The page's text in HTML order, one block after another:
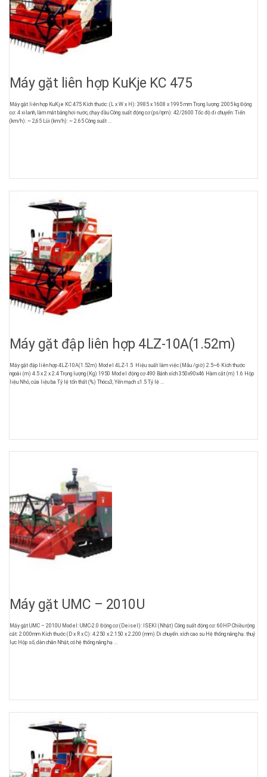
Máy gặt liên hợp KuKje KC 475
Máy gặt liên hợp KuKje KC 475 Kích thước: (L x W x H): 3985 x 1608 x 1995 mm Trọng lượng: 2005 kg Động
cơ: 4 xilanh, làm mát bằng hơi nước, chạy dầu Công suất động cơ (ps/rpm): 42/2600 Tốc độ di chuyển: Tiến
(km/h): ~ 2,65 Lùi (km/h): ~ 2.65 Công suất ...
Máy gặt đập liên hợp 4LZ-10A(1.52m)
Máy gặt đập liên hợp 4LZ-10A(1.52m) Model 4LZ-1.5 Hiệu suất làm việc (Mẫu /giờ) 2.5~6 Kích thước
ngoài (m) 4.5 x 2 x 2.4 Trọng lượng (Kg) 1950 Model động cơ 490 Bánh xích 350x90x46 Hàm cắt (m) 1.6 Hộp
liệu Nhỏ, cửa liệu ba Tỷ lệ tổn thất (%) Thóc≤3, Yến mạch ≤1.5 Tỷ lệ ...
Máy gặt UMC – 2010U
Máy gặt UMC – 2010U Model: UMC-2.0 Động cơ (Deisel): ISEKI (Nhật) Công suất động cơ: 60HP Chiều rộng
cắt: 2.000mm Kích thước (D x R x C): 4.250 x 2.150 x 2.200 (mm) Di chuyển: xích cao su Hệ thống nâng hạ: thuỷ
lực Hộp số, dàn chân Nhật, có hệ thống nâng hạ ...